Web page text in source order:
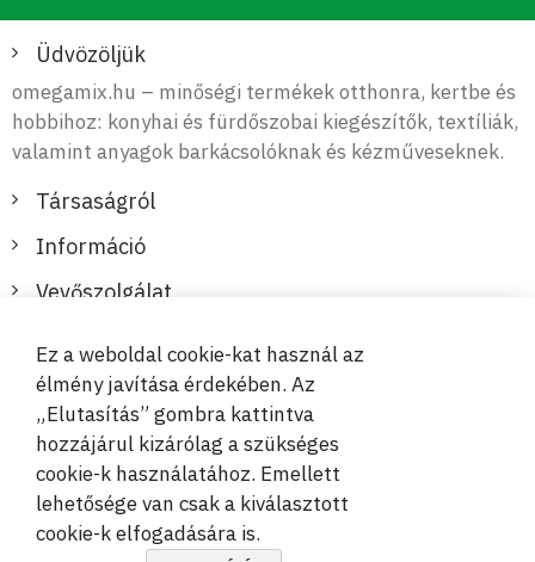
Üdvözöljük
omegamix.hu – minőségi termékek otthonra, kertbe és
hobbihoz: konyhai és fürdőszobai kiegészítők, textíliák,
valamint anyagok barkácsolóknak és kézműveseknek.
Társaságról
Információ
Vevőszolgálat
Biztonságos és kényelmes fizetések
© 2019-2026 Megamix s.r.o.
Ez a weboldal cookie-kat használ az
élmény javítása érdekében. Az
„Elutasítás” gombra kattintva
hozzájárul kizárólag a szükséges
cookie-k használatához. Emellett
lehetősége van csak a kiválasztott
cookie-k elfogadására is.